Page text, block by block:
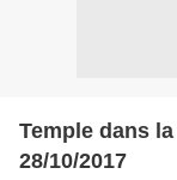
Temple dans
28/10/2017